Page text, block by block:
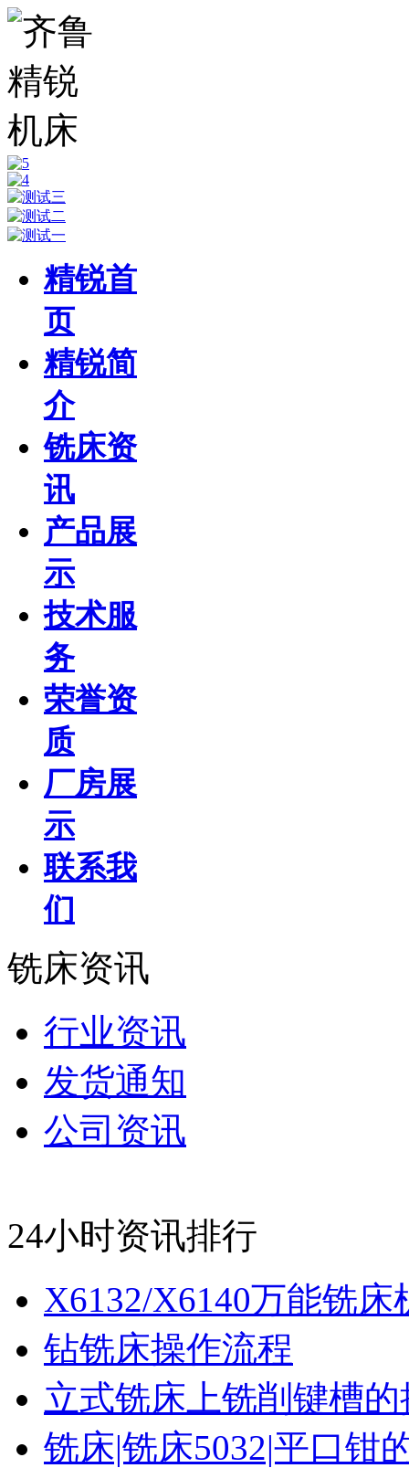
精锐首
页
精锐简
介
铣床资
讯
产品展
示
技术服
务
荣誉资
质
厂房展
示
联系我
们
铣床资讯
行业资讯
发货通知
公司资讯
24小时资讯排行
X6132/X6140万能铣床
钻铣床操作流程
立式铣床上铣削键槽的
铣床|铣床5032|平口钳